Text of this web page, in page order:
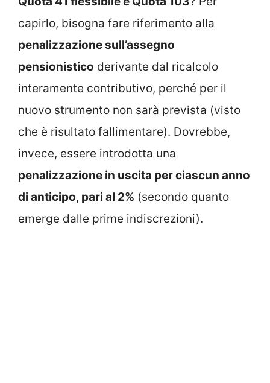
capirlo, bisogna fare riferimento alla
penalizzazione sull’assegno
pensionistico derivante dal ricalcolo
interamente contributivo, perché per il
nuovo strumento non sarà prevista (visto
che è risultato fallimentare). Dovrebbe,
invece, essere introdotta una
penalizzazione in uscita per ciascun anno
di anticipo, pari al 2% (secondo quanto
emerge dalle prime indiscrezioni).